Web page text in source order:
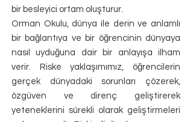
bir besleyici ortam oluşturur.
Orman Okulu, dünya ile derin ve anlamlı
bir bağlantıya ve bir öğrencinin dünyaya
nasıl uyduğuna dair bir anlayışa ilham
verir. Riske yaklaşımımız, öğrencilerin
gerçek dünyadaki sorunları çözerek,
özgüven ve direnç geliştirerek
yeteneklerini sürekli olarak geliştirmeleri